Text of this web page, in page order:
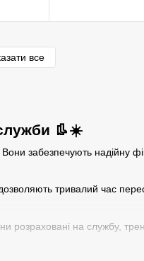
👢☀️
забезпечують надійну
тривалий час
розраховані на службу,
все